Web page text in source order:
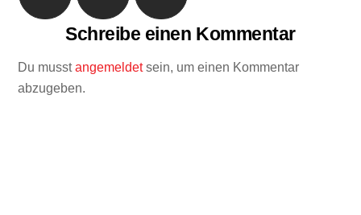
Schreibe einen Kommentar
Du musstangemeldetsein, um einen Kommentar
abzugeben.